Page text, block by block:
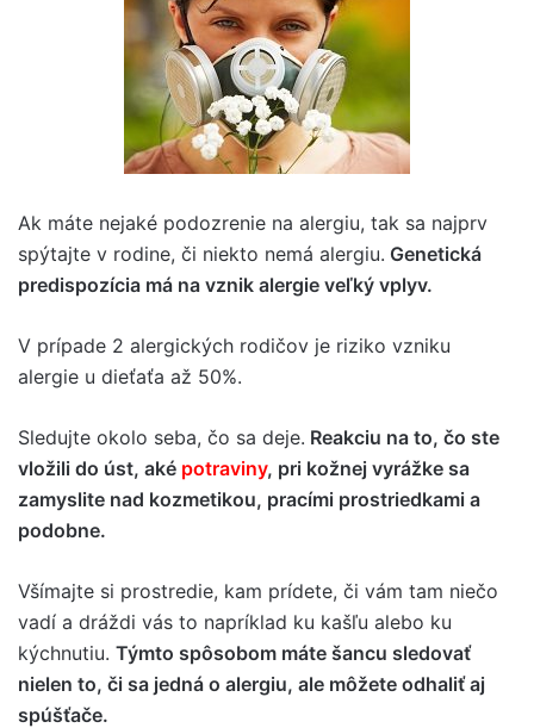
Ak máte nejaké podozrenie na alergiu, tak sa najprv
spýtajte v rodine, či niekto nemá alergiu. Genetická
predispozícia má na vznik alergie veľký vplyv.
V prípade 2 alergických rodičov je riziko vzniku
alergie u dieťaťa až 50%.
Sledujte okolo seba, čo sa deje. Reakciu na to, čo ste
vložili do úst, aké potraviny, pri kožnej vyrážke sa
zamyslite nad kozmetikou, pracími prostriedkami a
podobne.
Všímajte si prostredie, kam prídete, či vám tam niečo
vadí a dráždi vás to napríklad ku kašľu alebo ku
kýchnutiu. Týmto spôsobom máte šancu sledovať
nielen to, či sa jedná o alergiu, ale môžete odhaliť aj
spúšťače.